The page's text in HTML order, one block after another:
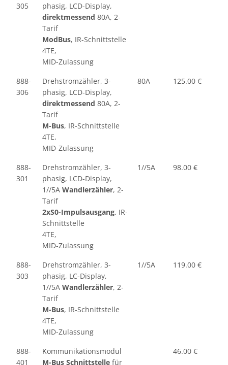
305
phasig, LCD-Display,
direktmessend 80A, 2-
Tarif
ModBus, IR-Schnittstelle
4TE,
MID-Zulassung
888-
306
Drehstromzähler, 3-
phasig, LCD-Display,
direktmessend 80A, 2-
Tarif
M-Bus, IR-Schnittstelle
4TE,
MID-Zulassung
80A 125.00 €
888-
301
Drehstromzähler, 3-
phasig, LCD-Display,
1//5A Wandlerzähler, 2-
Tarif
2xS0-Impulsausgang, IR-
Schnittstelle
4TE,
MID-Zulassung
1//5A 98.00 €
888-
303
Drehstromzähler, 3-
phasig, LC-Display,
1//5A Wandlerzähler, 2-
Tarif
M-Bus, IR-Schnittstelle
4TE,
MID-Zulassung
1//5A 119.00 €
888-
401
Kommunikationsmodul
M-Bus Schnittstelle für
46.00 €